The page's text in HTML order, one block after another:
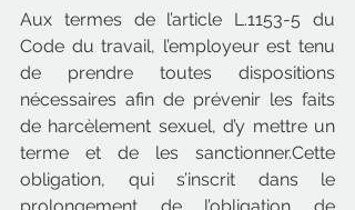
Aux termes de l’article L.1153-5 du
Code du travail, l’employeur est tenu
de prendre toutes dispositions
nécessaires afin de prévenir les faits
de harcèlement sexuel, d’y mettre un
terme et de les sanctionner.Cette
obligation, qui s’inscrit dans le